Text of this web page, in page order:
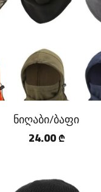
ნიღაბი/ბაფი
24.00 ₾